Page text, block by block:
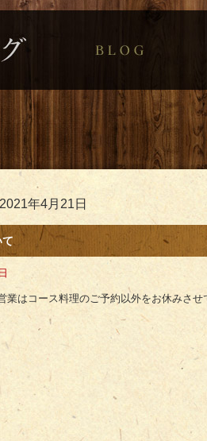
2021年4月21日
業はコース料理のご予約以外をお休みさせ